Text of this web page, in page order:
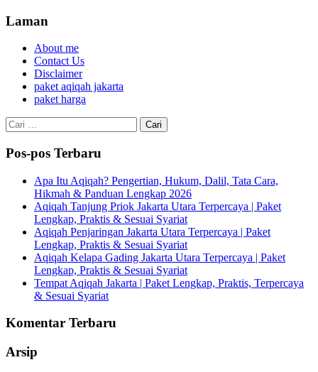
Laman
About me
Contact Us
Disclaimer
paket aqiqah jakarta
paket harga
Cari
untuk:
Pos-pos Terbaru
Apa Itu Aqiqah? Pengertian, Hukum, Dalil, Tata Cara,
Hikmah & Panduan Lengkap 2026
Aqiqah Tanjung Priok Jakarta Utara Terpercaya | Paket
Lengkap, Praktis & Sesuai Syariat
Aqiqah Penjaringan Jakarta Utara Terpercaya | Paket
Lengkap, Praktis & Sesuai Syariat
Aqiqah Kelapa Gading Jakarta Utara Terpercaya | Paket
Lengkap, Praktis & Sesuai Syariat
Tempat Aqiqah Jakarta | Paket Lengkap, Praktis, Terpercaya
& Sesuai Syariat
Komentar Terbaru
Arsip